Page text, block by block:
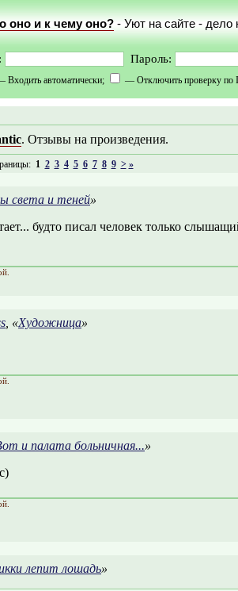
оно и к чему оно?- Уют на сайте - дело
Пароль:
Входить автоматически; — Отключить проверку по
. Отзывы на произведения.
1 2 3 4 5 6 7 8 9 > »
света и теней»
будто писал человек только
, «Художница»
и палата больничная...»
лепит лошадь»